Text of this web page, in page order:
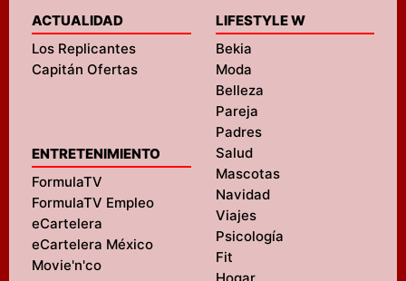
ACTUALIDAD
Los Replicantes
Capitán Ofertas
ENTRETENIMIENTO
FormulaTV
FormulaTV Empleo
eCartelera
eCartelera México
Movie'n'co
LIFESTYLE W
Bekia
Moda
Belleza
Pareja
Padres
Salud
Mascotas
Navidad
Viajes
Psicología
Fit